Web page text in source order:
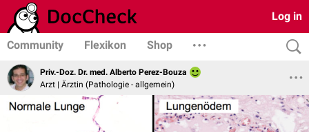
Log in
Community Flexikon Shop
Priv.-Doz. Dr. med. Alberto Perez-Bouza
Arzt | Ärztin (Pathologie - allgemein)